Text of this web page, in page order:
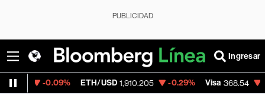
PUBLICIDAD
Ingresar
ETH/USD 1,910.205 -0.29% Visa 368.54 -0.28%